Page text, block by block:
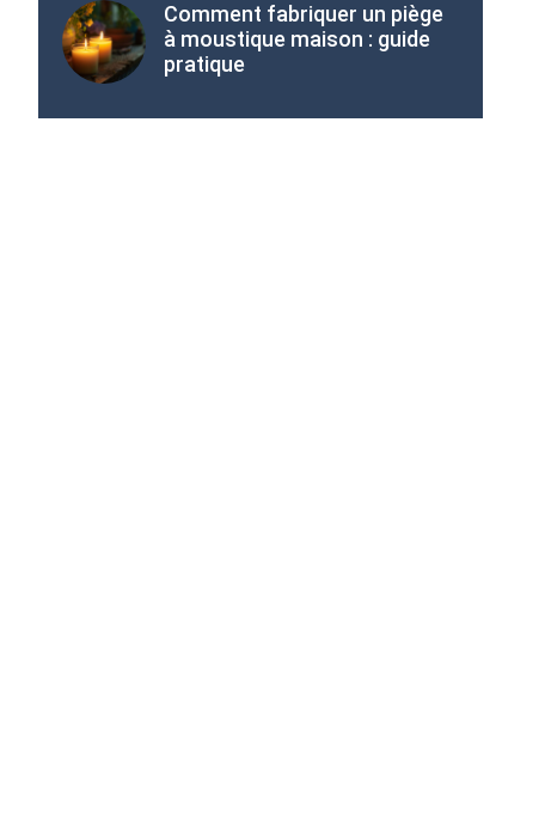
Comment fabriquer un piège
à moustique maison : guide
pratique